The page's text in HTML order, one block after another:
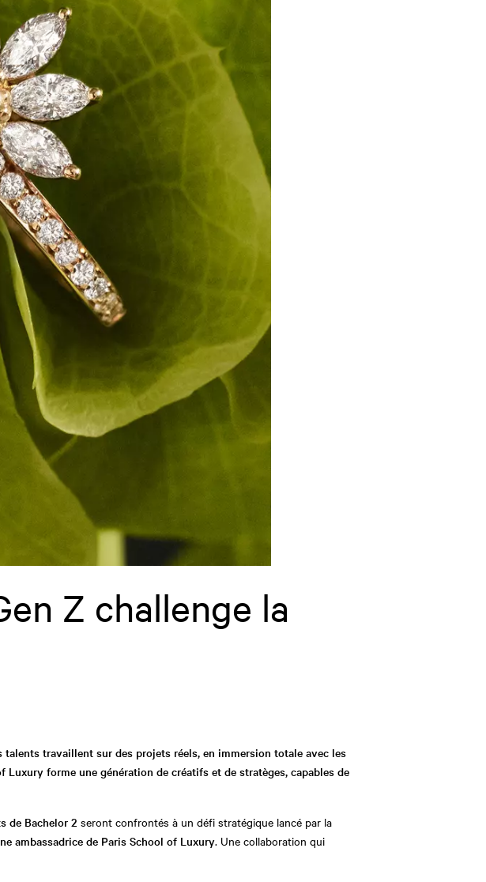
Z challenge la
talents travaillent sur des projets réels, en immersion totale avec les
forme une génération de créatifs et de stratèges, capables de
de Bachelor 2 seront confrontés à un défi stratégique lancé par la
ambassadrice de Paris School of Luxury. Une collaboration qui